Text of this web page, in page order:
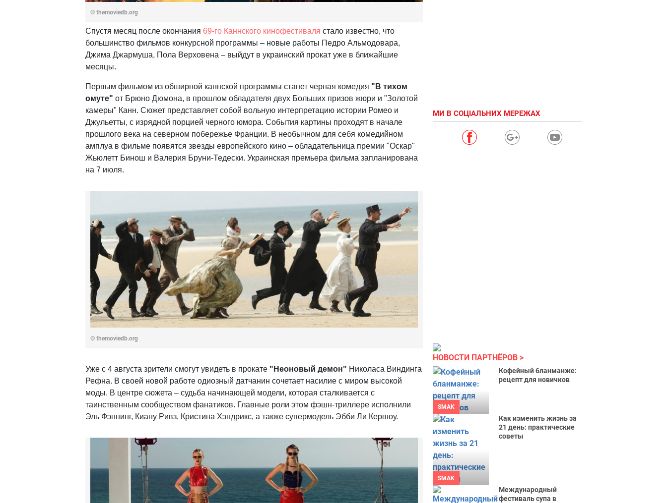
© themoviedb.org
Спустя месяц после окончания 69-го Каннского кинофестиваля стало известно, что
большинство фильмов конкурсной программы – новые работы Педро Альмодовара,
Джима Джармуша, Пола Верховена – выйдут в украинский прокат уже в ближайшие
месяцы.
Первым фильмом из обширной каннской программы станет черная комедия "В тихом
омуте" от Брюно Дюмона, в прошлом обладателя двух Больших призов жюри и "Золотой
камеры" Канн. Сюжет представляет собой вольную интерпретацию истории Ромео и
Джульетты, с изрядной порцией черного юмора. События картины проходят в начале
прошлого века на северном побережье Франции. В необычном для себя комедийном
амплуа в фильме появятся звезды европейского кино – обладательница премии "Оскар"
Жьюлетт Бинош и Валерия Бруни-Тедески. Украинская премьера фильма запланирована
на 7 июля.
© themoviedb.org
Уже с 4 августа зрители смогут увидеть в прокате "Неоновый демон" Николаса Виндинга
Рефна. В своей новой работе одиозный датчанин сочетает насилие с миром высокой
моды. В центре сюжета – судьба начинающей модели, которая сталкивается с
таинственным сообществом фанатиков. Главные роли этом фэшн-триллере исполнили
Эль Фэннинг, Киану Ривз, Кристина Хэндрикс, а также супермодель Эбби Ли Кершоу.
МИ В СОЦІАЛЬНИХ МЕРЕЖАХ
НОВОСТИ ПАРТНЁРОВ
SMAK
Кофейный бланманже:
рецепт для новичков
SMAK
Как изменить жизнь за
21 день: практические
советы
Международный
фестиваль супа в